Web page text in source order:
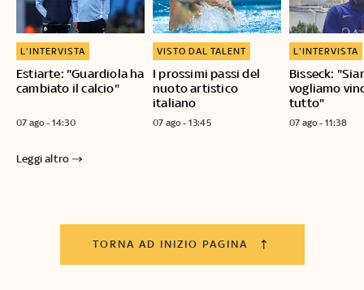
Estiarte: "Guardiola ha
cambiato il calcio"
L'INTERVISTA
07 ago - 14:30
I prossimi passi del
nuoto artistico
italiano
VISTO DAL TALENT
07 ago - 13:45
Bisseck:
vogliamo
tutto"
L'INTERVISTA
07 ago - 11:38
Leggi altro
TORNA AD INIZIO PAGINA